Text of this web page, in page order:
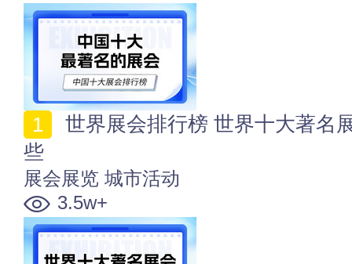
些
展会展览 城市活动
3.5w+